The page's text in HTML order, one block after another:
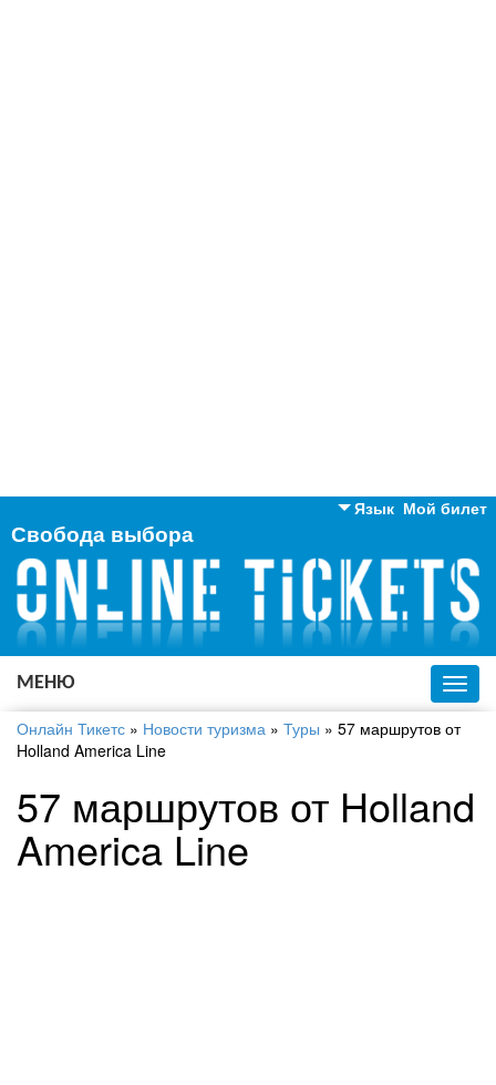
Мой билет
Язык
Английский
Русский
Украинский
Свобода выбора
МЕНЮ
Онлайн Тикетс » Новости туризма » Туры » 57 маршрутов от
Holland America Line
57 маршрутов от Holland
America Line